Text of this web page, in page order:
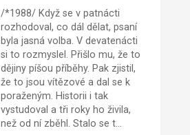
/*1988/ Když se v patnácti
rozhodoval, co dál dělat, psaní
byla jasná volba. V devatenácti
si to rozmyslel. Přišlo mu, že to
dějiny píšou příběhy. Pak zjistil,
že to jsou vítězové a dal se k
poraženým. Historii i tak
vystudoval a tři roky ho živila,
než od ní zběhl. Stalo se t…